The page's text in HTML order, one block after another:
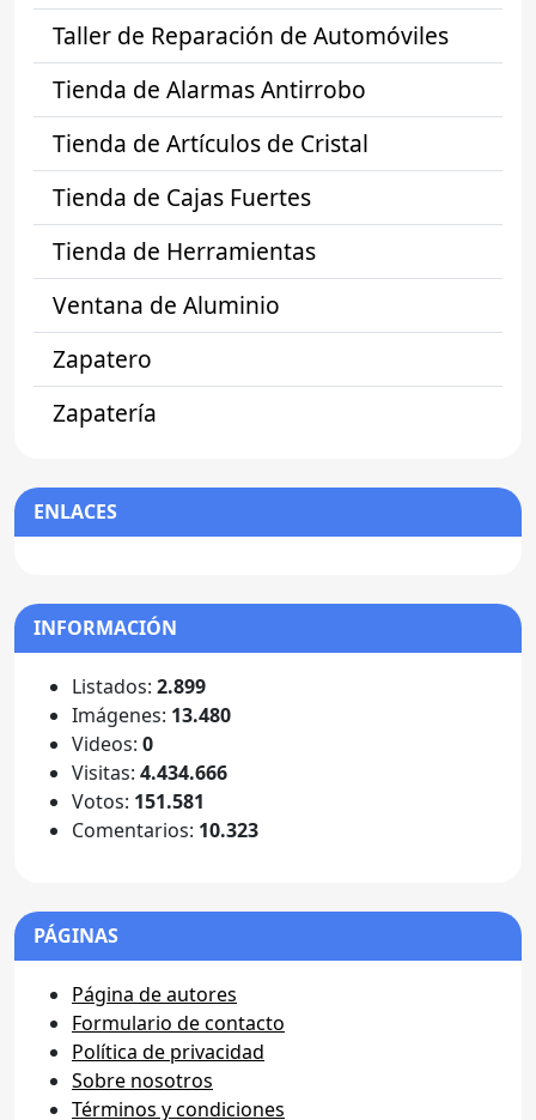
Taller de Reparación de Automóviles
Tienda de Alarmas Antirrobo
Tienda de Artículos de Cristal
Tienda de Cajas Fuertes
Tienda de Herramientas
Ventana de Aluminio
Zapatero
Zapatería
ENLACES
INFORMACIÓN
Listados: 2.899
Imágenes: 13.480
Videos: 0
Visitas: 4.434.666
Votos: 151.581
Comentarios: 10.323
PÁGINAS
Página de autores
Formulario de contacto
Política de privacidad
Sobre nosotros
Términos y condiciones